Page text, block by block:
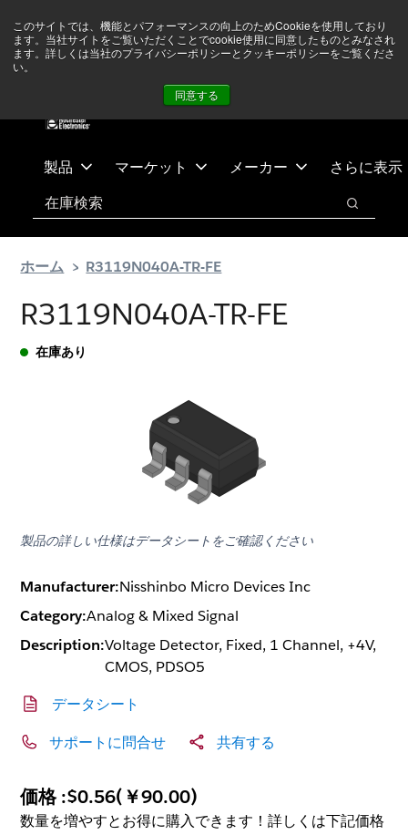
このサイトでは、機能とパフォーマンスの向上のためCookieを使用しており
ます。当社サイトをご覧いただくことでcookie使用に同意したものとみなされ
ます。詳しくは当社のプライバシーポリシーとクッキーポリシーをご覧くださ
い。
同意する
テ
ス
ありません 詳しい情報はこちら➜
製品 マーケット メーカー さらに表示
検索
検索
ホーム R3119N040A-TR-FE
R3119N040A-TR-FE
在庫あり
製品の詳しい仕様はデータシートをご確認ください
Manufacturer:Nisshinbo Micro Devices Inc
Category:Analog & Mixed Signal
Description:Voltage Detector, Fixed, 1 Channel, +4V,
CMOS, PDSO5
データシート
サポートに問合せ 共有する
価格 :$0.56(￥90.00)
数量を増やすとお得に購入できます！詳しくは下記価格